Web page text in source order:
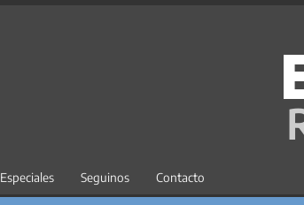
Especiales Seguinos Contacto